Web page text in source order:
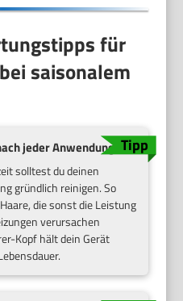
für
saisonalem
jeder Anwendung
solltest du deinen
gründlich reinigen. So
die sonst die Leistung
verursachen
Kopf hält dein Gerät